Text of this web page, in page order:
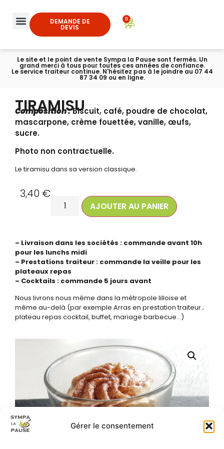
Gérer le consentement
DEMANDE DE
DEVIS
0
Le site et le point de vente Sympa la Pause sont fermés. Un
grand merci à tous pour toutes ces années de confiance.
Le service traiteur continue. N'hésitez pas à le joindre au 07 44
87 34 09 ou en ligne.
TIRAMISU
Composition :Biscuit, café, poudre de chocolat,
mascarpone, crème fouettée, vanille, œufs,
sucre.
Photo non contractuelle.
Le tiramisu dans sa version classique.
3,40 €
AJOUTER AU PANIER
– Livraison dans les sociétés : commande avant 10h
pour les lunchs midi
– Prestations traiteur : commande la veille pour les
plateaux repas
– Cocktails : commande 5 jours avant
Nous livrons nous même dans la métropole lilloise et
même au-delà (par exemple Arras en prestation traiteur ;
plateau repas cocktail, buffet, mariage barbecue…)